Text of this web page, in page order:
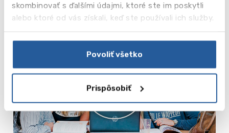
skombinovať s ďalšími údajmi, ktoré ste im poskytli
alebo ktoré od vás získali, keď ste používali ich služby.
Povoliť všetko
Prispôsobiť
Video